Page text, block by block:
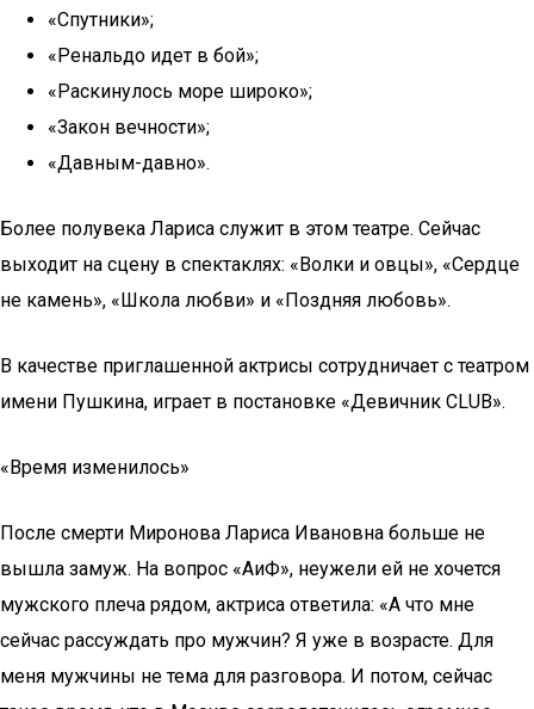
«Спутники»;
«Ренальдо идет в бой»;
«Раскинулось море широко»;
«Закон вечности»;
«Давным-давно».
Более полувека Лариса служит в этом театре. Сейчас
выходит на сцену в спектаклях: «Волки и овцы», «Сердце
не камень», «Школа любви» и «Поздняя любовь».
В качестве приглашенной актрисы сотрудничает с театром
имени Пушкина, играет в постановке «Девичник CLUB».
«Время изменилось»
После смерти Миронова Лариса Ивановна больше не
вышла замуж. На вопрос «АиФ», неужели ей не хочется
мужского плеча рядом, актриса ответила: «А что мне
сейчас рассуждать про мужчин? Я уже в возрасте. Для
меня мужчины не тема для разговора. И потом, сейчас